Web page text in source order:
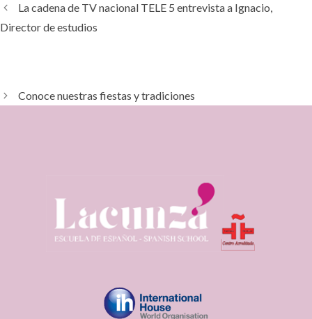
La cadena de TV nacional TELE 5 entrevista a Ignacio,
Director de estudios
Conoce nuestras fiestas y tradiciones